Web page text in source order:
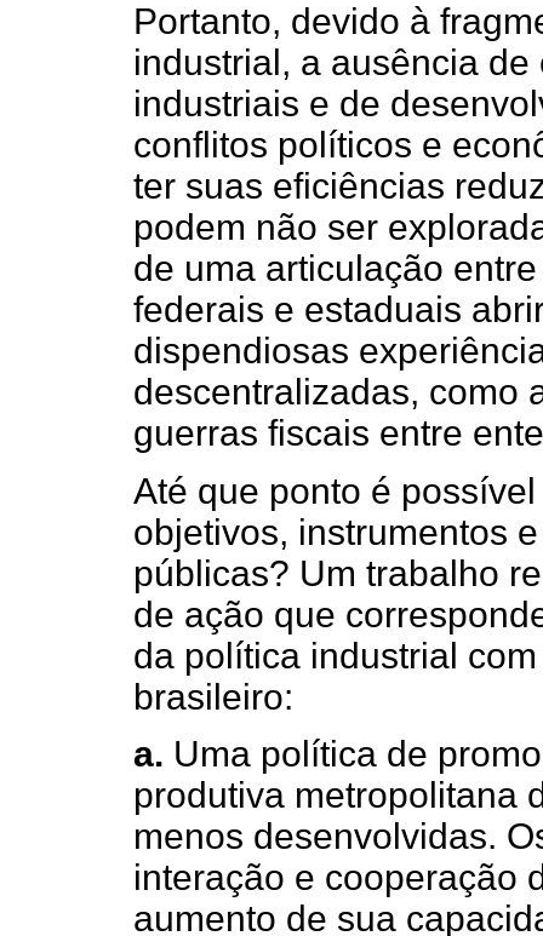
Portanto, devido à
industrial, a ausência
industriais e de
conflitos políticos e
ter suas eficiências
podem não ser
de uma articulação
federais e estaduais
dispendiosas
descentralizadas, como
guerras fiscais entre
Até que ponto é
objetivos, instrumentos
públicas? Um trabalho
de ação que
da política industrial
brasileiro:
a. Uma política de
produtiva metropolitana
menos desenvolvidas.
interação e cooperação
aumento de sua